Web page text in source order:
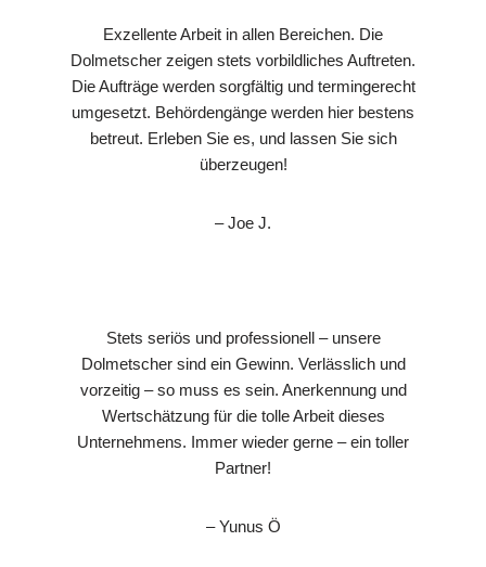
Exzellente Arbeit in allen Bereichen. Die
Dolmetscher zeigen stets vorbildliches Auftreten.
Die Aufträge werden sorgfältig und termingerecht
umgesetzt. Behördengänge werden hier bestens
betreut. Erleben Sie es, und lassen Sie sich
überzeugen!
– Joe J.
Stets seriös und professionell – unsere
Dolmetscher sind ein Gewinn. Verlässlich und
vorzeitig – so muss es sein. Anerkennung und
Wertschätzung für die tolle Arbeit dieses
Unternehmens. Immer wieder gerne – ein toller
Partner!
– Yunus Ö